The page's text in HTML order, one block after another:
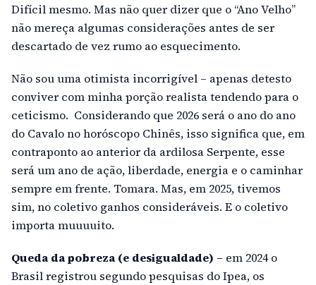
Difícil mesmo. Mas não quer dizer que o “Ano Velho”
não mereça algumas considerações antes de ser
descartado de vez rumo ao esquecimento.
Não sou uma otimista incorrigível – apenas detesto
conviver com minha porção realista tendendo para o
ceticismo. Considerando que 2026 será o ano do ano
do Cavalo no horóscopo Chinês, isso significa que, em
contraponto ao anterior da ardilosa Serpente, esse
será um ano de ação, liberdade, energia e o caminhar
sempre em frente. Tomara. Mas, em 2025, tivemos
sim, no coletivo ganhos consideráveis. E o coletivo
importa muuuuito.
Queda da pobreza (e desigualdade) – em 2024 o
Brasil registrou segundo pesquisas do Ipea, os